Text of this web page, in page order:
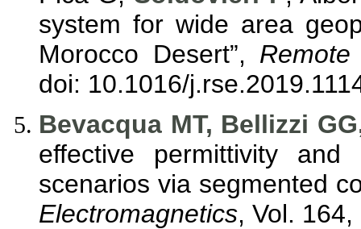
system for wide area
Morocco Desert”,
doi: 10.1016/
Bevacqua MT, Bellizzi
effective permittivity and
scenarios via segmented
Electromagnetics, Vol.